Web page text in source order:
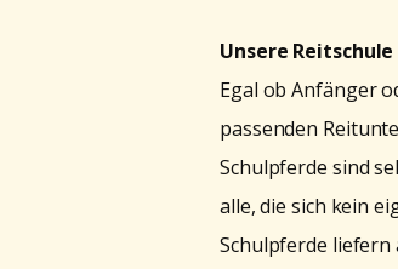
Unsere
Egal ob Anfänger
passenden
Schulpferde sind
alle, die sich kein
Schulpferde liefern